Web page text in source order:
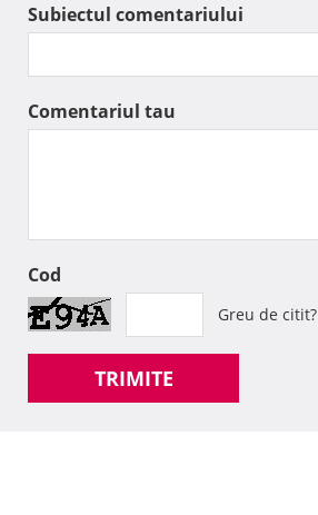
Subiectul comentariului
Comentariul tau
Cod
Greu de citit?
TRIMITE